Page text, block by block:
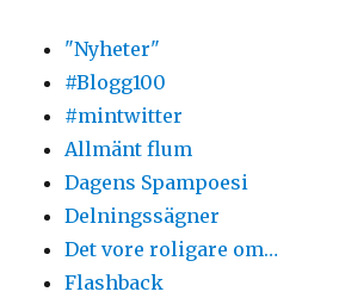
"Nyheter"
#Blogg100
#mintwitter
Allmänt flum
Dagens Spampoesi
Delningssägner
Det vore roligare om…
Flashback